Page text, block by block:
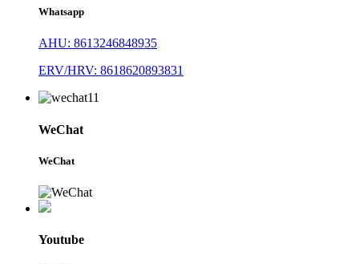
Whatsapp
AHU: 8613246848935
ERV/HRV: 8618620893831
WeChat
WeChat
Youtube